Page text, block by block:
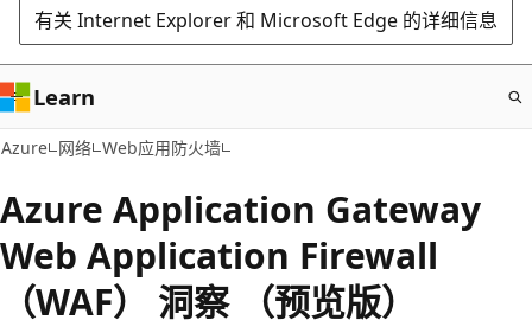
有关 Internet Explorer 和 Microsoft Edge 的详细信息
Learn
Azure 网络 Web应用防火墙
Azure Application Gateway
Web Application Firewall
（WAF） 洞察 （预览版）